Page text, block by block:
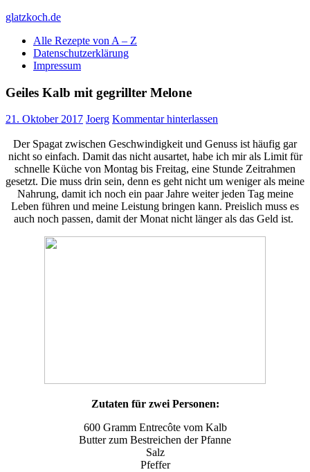
Skip
content
glatzkoch.de
Kochen für Doofe und Genießer
Alle Rezepte von A – Z
Datenschutzerklärung
Impressum
Geiles Kalb mit gegrillter Melone
21. Oktober 2017 Joerg Kommentar hinterlassen
Der Spagat zwischen Geschwindigkeit und Genuss ist häufig gar
nicht so einfach. Damit das nicht ausartet, habe ich mir als Limit für
schnelle Küche von Montag bis Freitag, eine Stunde Zeitrahmen
gesetzt. Die muss drin sein, denn es geht nicht um weniger als meine
Nahrung, damit ich noch ein paar Jahre weiter jeden Tag meine
Leben führen und meine Leistung bringen kann. Preislich muss es
auch noch passen, damit der Monat nicht länger als das Geld ist.
Zutaten für zwei Personen:
600 Gramm Entrecôte vom Kalb
Butter zum Bestreichen der Pfanne
Salz
Pfeffer